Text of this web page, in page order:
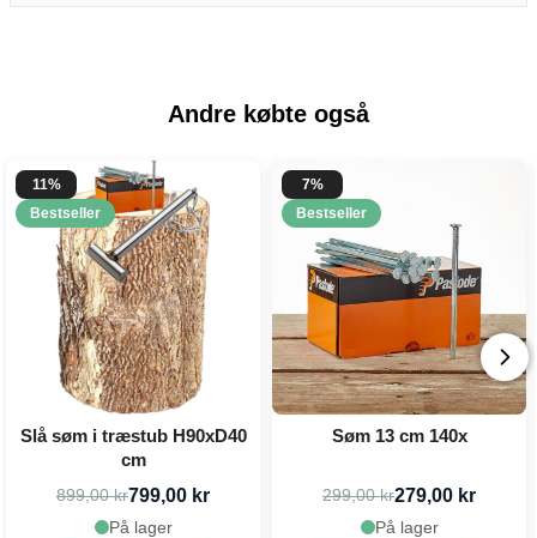
Andre købte også
11%
Bestseller
Slå søm i træstub H90xD40
cm
899,00 kr799,00 kr
På lager
7%
Bestseller
Søm 13 cm 140x
299,00 kr279,00 kr
På lager